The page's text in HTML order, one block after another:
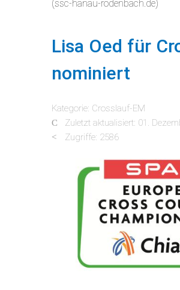
(ssc-hanau-rodenbach.de)
Lisa Oed für
nominiert
Kategorie: Crosslauf-EM
Zuletzt aktualisiert: 01.
Zugriffe: 2586